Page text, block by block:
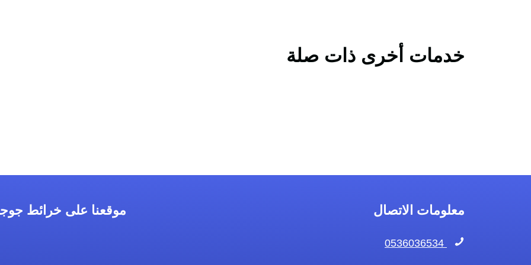
خدمات أخرى ذات صلة
معلومات الاتصال موقعنا على خرائط